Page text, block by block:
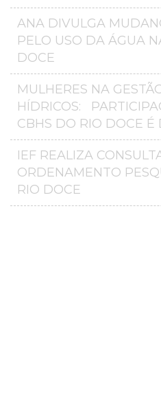
ANA DIVULGA
PELO USO DA ÁGUA
DOCE
MULHERES NA
HÍDRICOS:
CBHS DO RIO DOCE É
IEF REALIZA
ORDENAMENTO
RIO DOCE